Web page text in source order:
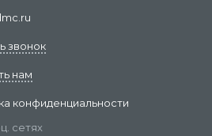
звонок
нам
конфиденциальности
сетях